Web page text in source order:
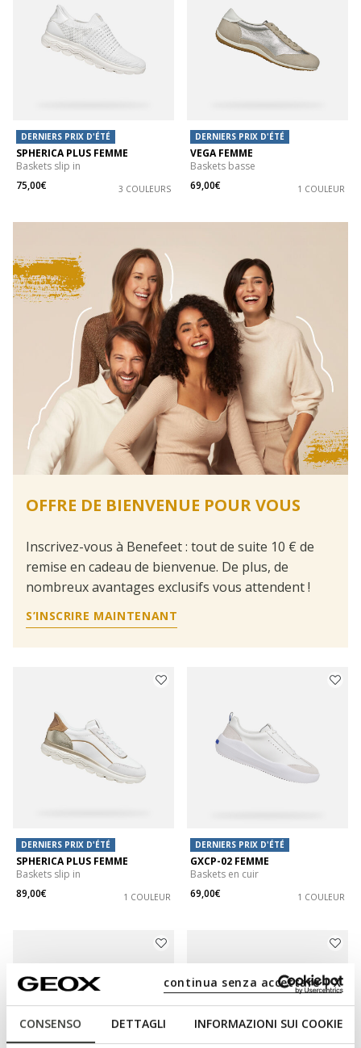
CONSENSO DETTAGLI INFORMAZIONI SUI COOKIE
continua senza accettare | X
DERNIERS PRIX D'ÉTÉ
SPHERICA PLUS FEMME
Baskets slip in
75,00€
3 COULEURS
DERNIERS PRIX D'ÉTÉ
VEGA FEMME
Baskets basse
69,00€
1 COULEUR
OFFRE DE BIENVENUE POUR VOUS
Inscrivez-vous à Benefeet : tout de suite 10 € de
remise en cadeau de bienvenue. De plus, de
nombreux avantages exclusifs vous attendent !
S’INSCRIRE MAINTENANT
DERNIERS PRIX D'ÉTÉ
SPHERICA PLUS FEMME
Baskets slip in
89,00€
1 COULEUR
DERNIERS PRIX D'ÉTÉ
GXCP-02 FEMME
Baskets en cuir
69,00€
1 COULEUR